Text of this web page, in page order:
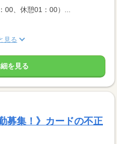
00、休憩01：00）...
見る
を見る
募集！》カードの不正